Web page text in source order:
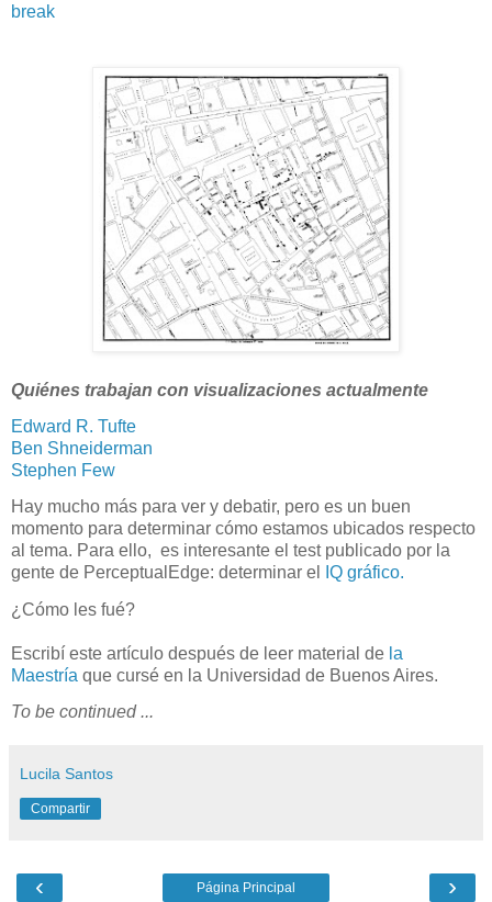
break
Quiénes trabajan con visualizaciones actualmente
Edward R. Tufte
Ben Shneiderman
Stephen Few
Hay mucho más para ver y debatir, pero es un buen
momento para determinar cómo estamos ubicados respecto
al tema. Para ello, es interesante el test publicado por la
gente de PerceptualEdge: determinar el
IQ gráfico.
¿Cómo les fué?
Escribí este artículo después de leer material de la
Maestría que cursé en la Universidad de Buenos Aires.
To be continued ...
Lucila Santos
Compartir
‹ ›
Página Principal